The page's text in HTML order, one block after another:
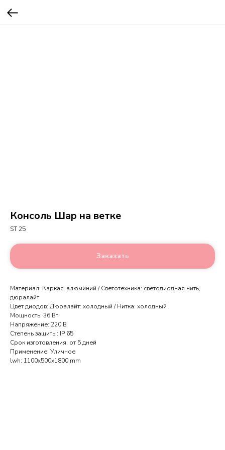
Консоль Шар на ветке
ST 25
Заказать
Материал: Каркас: алюминий / Светотехника: светодиодная нить,
дюралайт
Цвет диодов: Дюралайт: холодный / Нитка: холодный
Мощность: 36 Вт
Напряжение: 220 В
Степень защиты: IP 65
Срок изготовления: от 5 дней
Применение: Уличное
lwh: 1100x500x1800 mm